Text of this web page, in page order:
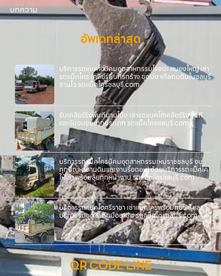
บทความ
อัพเดทล่าสุด
บริการรถแบคโฮนิคมอุตสาหกรรมโรจนะ หนองใหญ่ เช่า
รถแม็คโคร เคลียร์พื้นที่รกร้าง ขุดบ่อ หรือถมดินในชลบุรี
งานไว รถแม็คโครชลบุรี.com
รับเคลียร์ริ่งพื้นที่มาบโป่ง เช่ารถแบคโฮเคลียร์ริ่งพื้นที่
และรับขนขยะทุกประเภท รถแม็คโครชลบุรี.com
บริการรถแม็คโครนิคมอุตสาหกรรมเหมราชชลบุรี จบ
ทุกปัญหางานดินและงานรื้อถอน! ด้วยบริการรถแม็คโค
ให้เช่า พร้อมลุยทุกหน้างาน รถแม็คโครชลบุรี.com
บริการรถแบคโฮศรีราชา เช่าแม็คโครพร้อมคนขับ และ
บริการรถขุด ระดับมืออาชีพ รถแม็คโครชลบุรี.com
QR CODE LINE